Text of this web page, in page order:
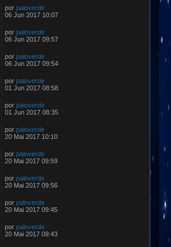
por paloverde
06 Jun 2017 10:07
por paloverde
06 Jun 2017 09:57
por paloverde
06 Jun 2017 09:54
por paloverde
01 Jun 2017 08:58
por paloverde
01 Jun 2017 08:35
por paloverde
20 Mai 2017 10:10
por paloverde
20 Mai 2017 09:59
por paloverde
20 Mai 2017 09:56
por paloverde
20 Mai 2017 09:45
por paloverde
20 Mai 2017 09:43